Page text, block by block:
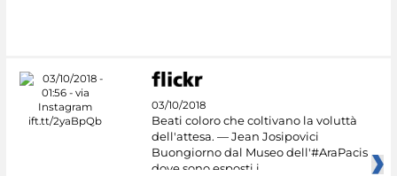
03/10/2018
Beati coloro che coltivano la voluttà
dell'attesa. — Jean Josipovici
Buongiorno dal Museo dell'#AraPacis
dove sono esposti i